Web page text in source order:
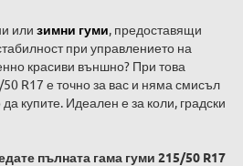
или зимни гуми, предоставящи
при управлението на
красиви външно? При това
R17 е точно за вас и няма смисъл
купите. Идеален е за коли, градски
пълната гама гуми 215/50 R17